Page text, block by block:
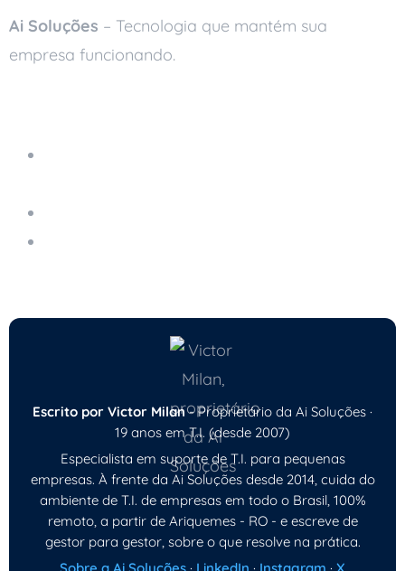
Ai Soluções – Tecnologia que mantém sua
empresa funcionando.
Escrito por Victor Milan- Proprietário da Ai Soluções ·
19 anos em T.I. (desde 2007)
Especialista em suporte de T.I. para pequenas
empresas. À frente da Ai Soluções desde 2014, cuida do
ambiente de T.I. de empresas em todo o Brasil, 100%
remoto, a partir de Ariquemes - RO - e escreve de
gestor para gestor, sobre o que resolve na prática.
Sobre a Ai Soluções · LinkedIn · Instagram · X